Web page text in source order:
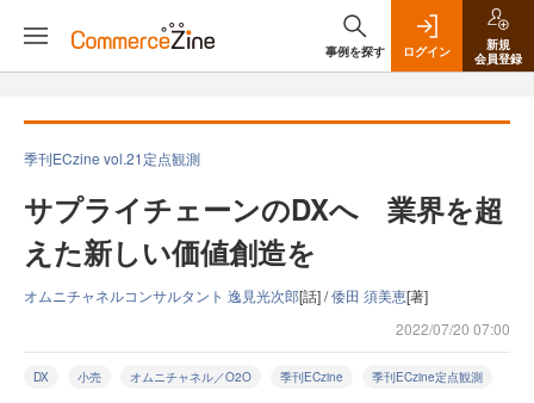
事例を探す ログイン
新規
会員登録
季刊ECzine vol.21定点観測
サプライチェーンのDXへ 業界を超
えた新しい価値創造を
オムニチャネルコンサルタント 逸見光次郎[話] /倭田 須美恵[著]
2022/07/20 07:00
DX 小売 オムニチャネル／O2O 季刊ECzine 季刊ECzine定点観測